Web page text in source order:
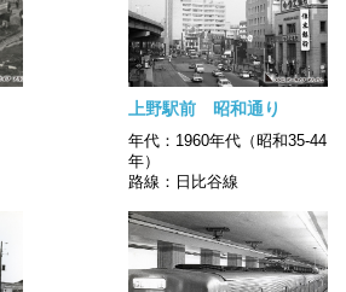
上野駅前 昭和通り
年代：1960年代（昭和35-44
年）
路線：日比谷線